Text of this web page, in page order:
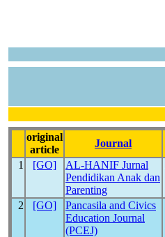
original
article
Journal
1
[GO]
AL-HANIF Jurnal
Pendidikan Anak dan
Parenting
2 [GO]
Pancasila and Civics
Education Journal
(PCEJ)